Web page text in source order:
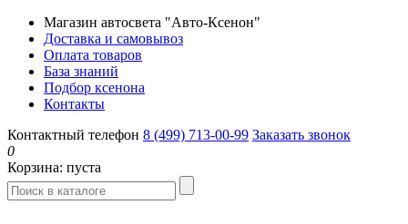
Магазин автосвета "Авто-Ксенон"
Доставка и самовывоз
Оплата товаров
База знаний
Подбор ксенона
Контакты
Контактный телефон 8 (499) 713-00-99 Заказать звонок
0
Корзина: пуста